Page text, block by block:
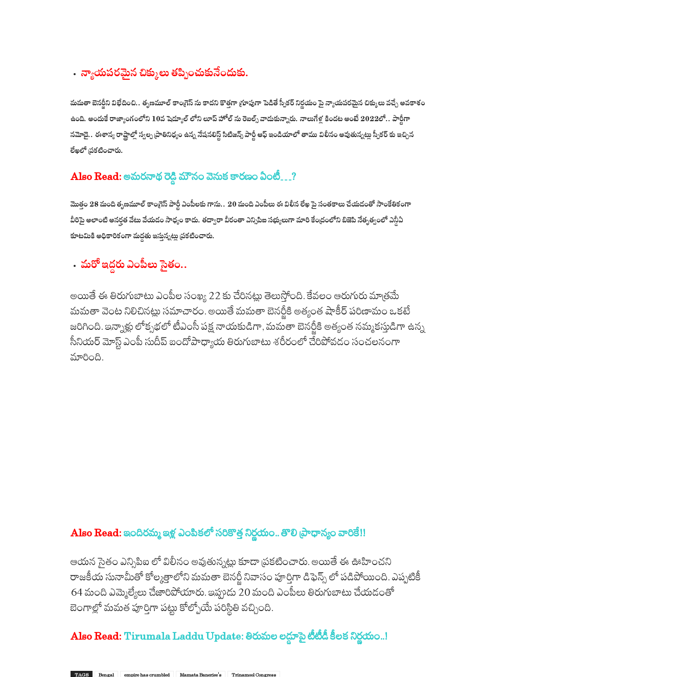
న్యాయపరమైన చిక్కులు తప్పించుకునేందుకు.
మమతా బెనర్జీని విభేదించి.. తృణమూల్ కాంగ్రెస్ ను కాదని కొత్తగా గ్రూపుగా పెడితే స్పీకర్ నిర్ణయం పై న్యాయపరమైన చిక్కులు వచ్చే అవకాశం
ఉంది. అందుకే రాజ్యాంగంలోని 10వ షెడ్యూల్ లోని లూప్ హోల్ ను రెబల్స్ వాడుకున్నారు. నాలుగేళ్ల కిందట అంటే 2022లో.. పార్టీగా
నమోదై.. ఈశాన్య రాష్ట్రాల్లో స్వల్ప ప్రాతినిధ్యం ఉన్న నేషనలిస్ట్ సిటిజన్స్ పార్టీ ఆఫ్ ఇండియాలో తాము విలీనం అవుతున్నట్లు స్పీకర్ కు ఇచ్చిన
లేఖలో ప్రకటించారు.
Also Read: అమరనాథ రెడ్డి మౌనం వెనుక కార‌ణం ఏంటీ…?
మొత్తం 28 మంది తృణమూల్ కాంగ్రెస్ పార్టీ ఎంపీలకు గాను.. 20 మంది ఎంపీలు ఈ విలీన లేఖ పై సంతకాలు చేయడంతో సాంకేతికంగా
వీరిపై అలాంటి అనర్హత వేటు వేయడం సాధ్యం కాదు. తద్వారా వీరంతా ఎన్సిపిఐ సభ్యులుగా మారి కేంద్రంలోని బిజెపి నేతృత్వంలో ఎన్డీఏ
కూటమికి అధికారికంగా మద్దతు ఇస్తున్నట్లు ప్రకటించారు.
మరో ఇద్దరు ఎంపీలు సైతం..
అయితే ఈ తిరుగుబాటు ఎంపీల సంఖ్య 22 కు చేరినట్లు తెలుస్తోంది. కేవలం ఆరుగురు మాత్రమే
మమతా వెంట నిలిచినట్లు సమాచారం. అయితే మమతా బెనర్జీకి అత్యంత షాకీర్ పరిణామం ఒకటే
జరిగింది. ఇన్నాళ్లు లోక్సభలో టీఎంసీ పక్ష నాయకుడిగా, మమతా బెనర్జీకి అత్యంత నమ్మకస్తుడిగా ఉన్న
సీనియర్ మోస్ట్ ఎంపీ సుదీప్ బందోపాధ్యాయ తిరుగుబాటు శరీరంలో చేరిపోవడం సంచలనంగా
మారింది.
Also Read: ఇందిరమ్మ ఇళ్ల ఎంపికలో సరికొత్త నిర్ణయం.. తొలి ప్రాధాన్యం వారికే!!
ఆయన సైతం ఎన్సిపిఐ లో విలీనం అవుతున్నట్లు కూడా ప్రకటించారు. అయితే ఈ ఊహించని
రాజకీయ సునామీతో కోల్కత్తాలోని మమతా బెనర్జీ నివాసం పూర్తిగా డిఫెన్స్ లో పడిపోయింది. ఎప్పటికీ
64 మంది ఎమ్మెల్యేలు చేజారిపోయారు. ఇప్పుడు 20 మంది ఎంపీలు తిరుగుబాటు చేయడంతో
బెంగాల్లో మమత పూర్తిగా పట్టు కోల్పోయే పరిస్థితి వచ్చింది.
Also Read: Tirumala Laddu Update: తిరుమల లడ్డూపై టీటీడీ కీలక నిర్ణయం..!
TAGS Bengal empire has crumbled Mamata Banerjee's Trinamool Congress